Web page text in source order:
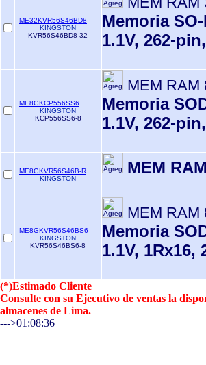
ME32KVR56S46BD8
KINGSTON
KVR56S46BD8-32
Memoria
1.1V, 262-
ME8GKCP556SS6
KINGSTON
KCP556SS6-8
MEM RAM
Memoria
1.1V, 262-
ME8GKVR56S46B-R
KINGSTON
MEM
ME8GKVR56S46BS6
KINGSTON
KVR56S46BS6-8
MEM RAM
Memoria
1.1V, 1Rx16,
(*)Estimado Cliente
Consulte con su Ejecutivo de ventas la
almacenes de Lima.
--->01:08:36